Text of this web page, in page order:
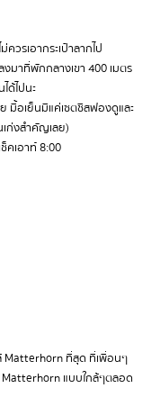
ควรเอากระเป๋าลากไป
มาที่พักกลางเขา 400 เมตร
ด้ไปนะ
มื้อเย็นมีแค่เซตชีสฟองดูและ
ก่งสำคัญเลย)
คเอาท์ 8:00
Matterhorn ที่สุด ที่เพื่อนๆ
แบบใกล้ๆตลอด